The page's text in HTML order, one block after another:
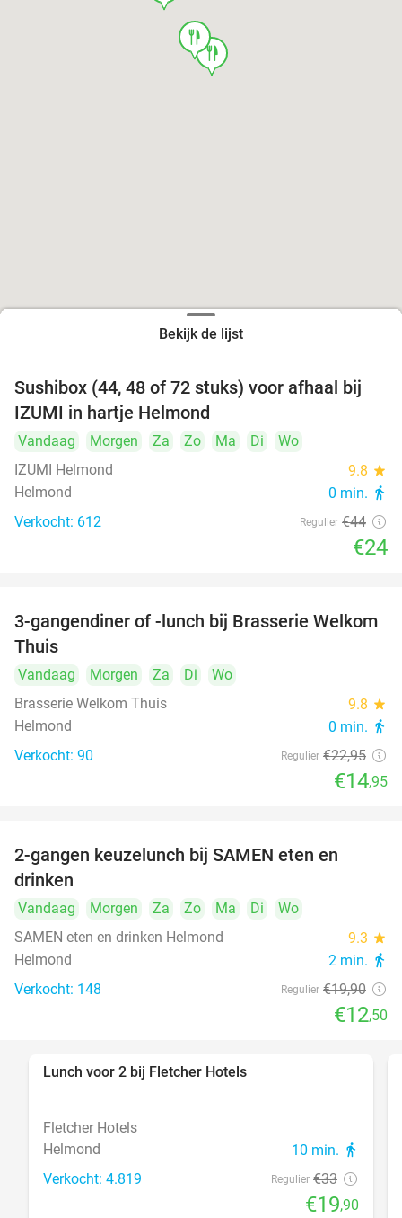
food
food
Bekijk de lijst
45%
Sushibox (44, 48 of 72 stuks) voor afhaal bij
IZUMI in hartje Helmond
Vandaag Morgen Za Zo Ma Di
Wo
IZUMI Helmond
9.8 star
Helmond 0 min. directions_walk
Verkocht: 612 Regulier €44
€24
35%
3-gangendiner of -lunch bij Brasserie Welkom
Thuis
Vandaag Morgen Za Di
Wo
Brasserie Welkom Thuis
9.8 star
Helmond 0 min. directions_walk
Verkocht: 90 Regulier €22,95
€14,95
2-gangen keuzelunch bij SAMEN eten en
drinken
Vandaag Morgen Za Zo Ma Di
Wo
SAMEN eten en drinken Helmond
9.3 star
Helmond 2 min. directions_walk
Verkocht: 148 Regulier €19,90
€12,50
Lunch voor 2 bij Fletcher Hotels
Fletcher Hotels
Helmond
10 min. directions_walk
Verkocht: 4.819 Regulier €33
€19,90